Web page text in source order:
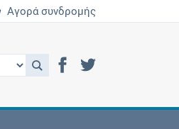
Αγορά συνδρομής